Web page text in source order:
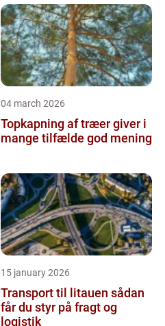
04 march 2026
Topkapning af træer giver i
mange tilfælde god mening
15 january 2026
Transport til litauen sådan
får du styr på fragt og
logistik